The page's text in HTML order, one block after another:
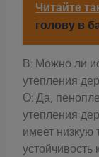
Читайте
голову в
В: Можно ли
утепления
О: Да,
утепления
имеет низкую
устойчивость